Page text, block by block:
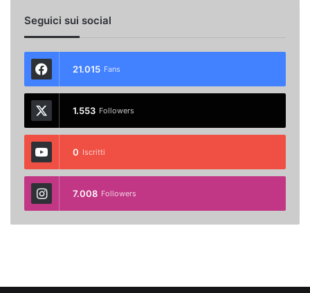
Seguici sui social
21.015 Fans
1.553 Followers
0 Iscritti
7.008 Followers